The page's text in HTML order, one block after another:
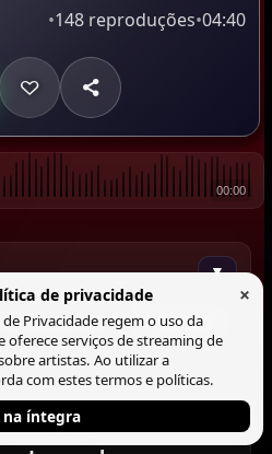
•148 reproduções•04:40
00:00
▼
Comentar
agora
de privacidade ×
Privacidade regem o uso da
oferece serviços de streaming de
artistas. Ao utilizar a
com estes termos e políticas.
na íntegra